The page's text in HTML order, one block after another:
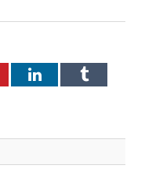
LinkedInTumblr